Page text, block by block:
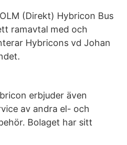
(Direkt) Hybricon Bus
ramavtal med och
Hybricons vd Johan
erbjuder även
av andra el- och
Bolaget har sitt